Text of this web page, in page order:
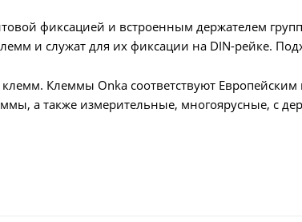
фиксацией и встроенным держателем
и служат для их фиксации на DIN-рейке.
Клеммы Onka соответствуют Европейским
а также измерительные, многоярусные, с